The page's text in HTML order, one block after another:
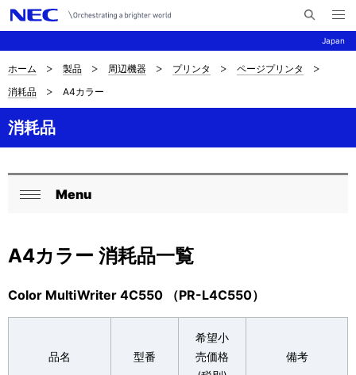
Japan
イ
メ
ニ
ュ
ナ
ビ
ゲ
ー
シ
サ
イ
ト
の
在
ホーム 製品 周辺機器 プリンタ
ページプリンタ
消耗品
A4カラー
消耗品
ロ
カ
ル
ナ
る
Menu
A4カラー 消耗品一覧
Color MultiWriter 4C550 （PR-L4C550）
品名 型番
希望小
売価格
備考